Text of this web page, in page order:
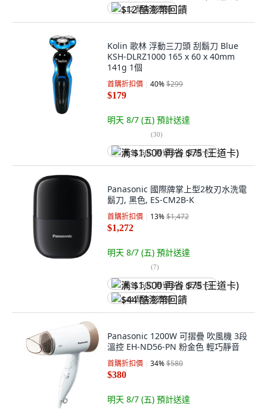
$12 酷澎幣回饋
Kolin 歌林 浮動三刀頭 刮鬍刀 Blue
KSH-DLRZ1000 165 x 60 x 40mm
141g 1個
首購折扣價 40%$299
$179
明天 8/7 (五) 預計送達
(30)
满 $1,500 再省 $75 (王道卡)
Panasonic 國際牌掌上型2枚刃水洗電
鬍刀, 黑色, ES-CM2B-K
首購折扣價 13%$1,472
$1,272
明天 8/7 (五) 預計送達
(7)
满 $1,500 再省 $75 (王道卡)
$44 酷澎幣回饋
Panasonic 1200W 可摺疊 吹風機 3段
溫控 EH-ND56-PN 粉金色 輕巧靜音
首購折扣價 34%$580
$380
明天 8/7 (五) 預計送達